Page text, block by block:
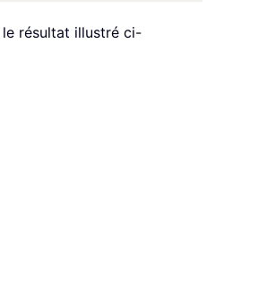
résultat illustré ci-